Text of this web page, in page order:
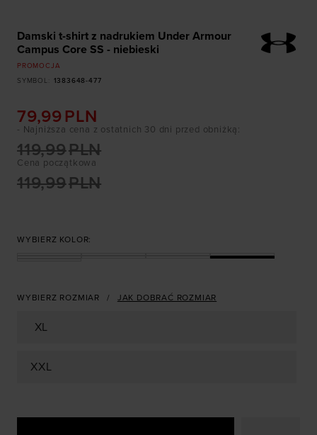
Damski t-shirt z nadrukiem Under Armour
Campus Core SS - niebieski
PROMOCJA
SYMBOL
1383648-477
79,99 PLN
Cena początkowa
119,99PLN
119,99PLN
- Najniższa cena z ostatnich 30 dni przed obniżką:
WYBIERZ KOLOR:
WYBIERZ ROZMIAR JAK DOBRAĆ ROZMIAR
XL
XXL